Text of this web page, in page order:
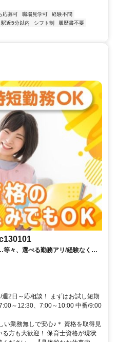
応募可 職場見学可
経験不問
駅近5分以内 シフト制
履歴書不要
等々、選べる勤務アリ/経験なくて
2日～応相談！ まずはお試し短期
～12:30、7:00～10:00 中番/9:00
い業務無しで安心♪＊ 資格を取得見
方も大歓迎！ 保育士資格が現状